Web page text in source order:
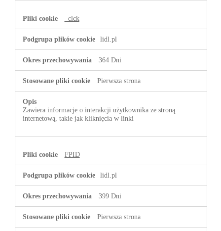
_clck
lidl.pl
364 Dni
Pierwsza strona
Zawiera informacje o interakcji użytkownika ze stroną
internetową, takie jak kliknięcia w linki
FPID
lidl.pl
399 Dni
Pierwsza strona